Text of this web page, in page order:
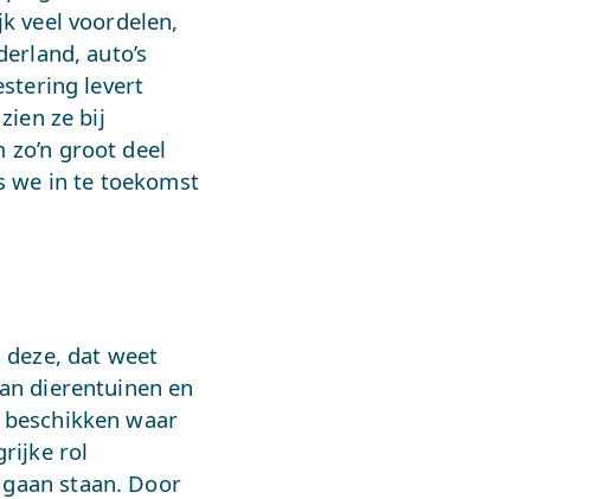
veel voordelen,
auto’s
levert
ze bij
groot deel
we in te toekomst
dat weet
dierentuinen en
waar
rol
staan. Door